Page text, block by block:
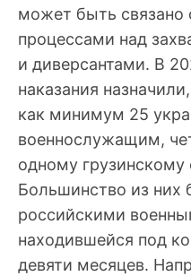
может быть
процессами над
и диверсантами. В
наказания
как минимум 25
военнослужащим,
одному грузинскому
Большинство из них
российскими
находившейся под
девяти месяцев.